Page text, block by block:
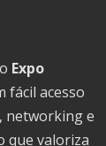
Expo
fácil acesso
networking e
que valoriza